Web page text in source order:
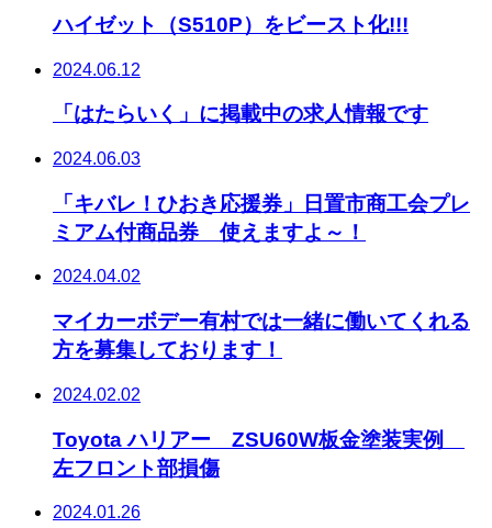
ハイゼット（S510P）をビースト化!!!
2024.06.12
「はたらいく」に掲載中の求人情報です
2024.06.03
「キバレ！ひおき応援券」日置市商工会プレ
ミアム付商品券 使えますよ～！
2024.04.02
マイカーボデー有村では一緒に働いてくれる
方を募集しております！
2024.02.02
Toyota ハリアー ZSU60W板金塗装実例
左フロント部損傷
2024.01.26